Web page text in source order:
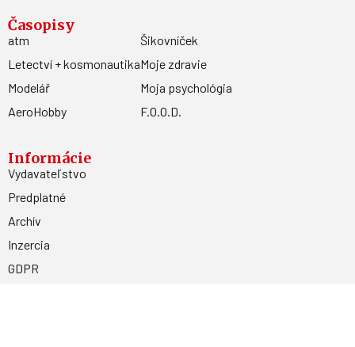
Časopisy
atm
Letectví + kosmonautika
Modelář
AeroHobby
Šikovníček
Moje zdravie
Moja psychológia
F.O.O.D.
Informácie
Vydavateľstvo
Predplatné
Archív
Inzercia
GDPR